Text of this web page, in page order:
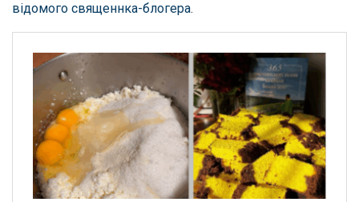
відомого священнка-блогера.